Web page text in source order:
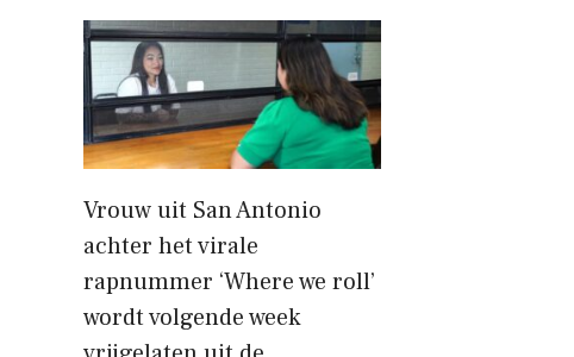
Vrouw uit San Antonio
achter het virale
rapnummer ‘Where we roll’
wordt volgende week